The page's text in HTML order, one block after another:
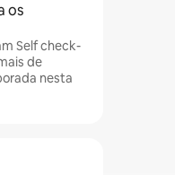
os
Self check-
de
nesta